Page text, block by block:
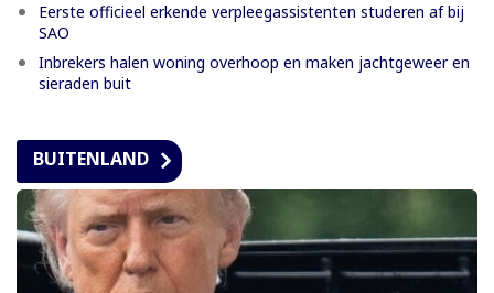
Eerste officieel erkende verpleegassistenten studeren af bij
SAO
Inbrekers halen woning overhoop en maken jachtgeweer en
sieraden buit
BUITENLAND